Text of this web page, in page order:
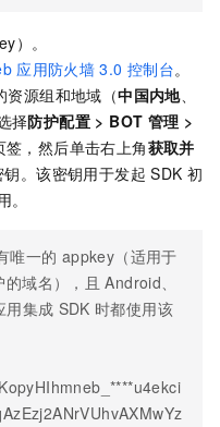
）。
应用防火墙 3.0 控制台。
资源组和地域（中国内地、
择防护配置 > BOT 管理 >
签，然后单击右上角获取并
钥。该密钥用于发起 SDK 初
唯一的 appkey（适用于
的域名），且 Android、
用集成 SDK 时都使用该